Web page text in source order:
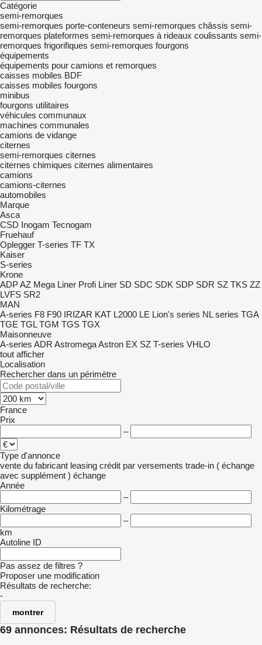
Catégorie
semi-remorques
semi-remorques porte-conteneurs semi-remorques châssis semi-
remorques plateformes semi-remorques à rideaux coulissants semi-
remorques frigorifiques semi-remorques fourgons
équipements
équipements pour camions et remorques
caisses mobiles BDF
caisses mobiles fourgons
minibus
fourgons utilitaires
véhicules communaux
machines communales
camions de vidange
citernes
semi-remorques citernes
citernes chimiques citernes alimentaires
camions
camions-citernes
automobiles
Marque
Asca
CSD Inogam Tecnogam
Fruehauf
Oplegger T-series TF TX
Kaiser
S-series
Krone
ADPAZ Mega Liner Profi Liner SD SDC SDK SDP SDR SZ TKS ZZ
LVFS SR2
MAN
A-series F8 F90 IRIZAR KAT L2000 LE Lion's series NL series TGA
TGE TGL TGM TGS TGX
Maisonneuve
A-series ADR AstromegaAstron EX SZ T-series VHLO
tout afficher
Localisation
Rechercher dans un périmètre
France
Prix
–
Type d'annonce
vente du fabricant leasing crédit par versements trade-in ( échange
avec supplément ) échange
Année
–
Kilométrage
–
km
Autoline ID
Pas assez de filtres ?
Proposer une modification
Résultats de recherche:
-
montrer
69 annonces: Résultats de recherche